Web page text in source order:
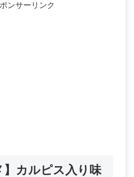
ンサーリンク
】カルピス入り味